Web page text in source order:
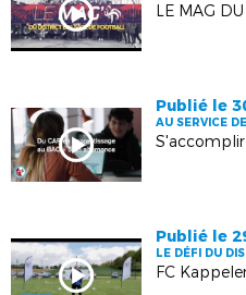
Publié le
AU SERVICE
Publié le
LE DÉFI DU